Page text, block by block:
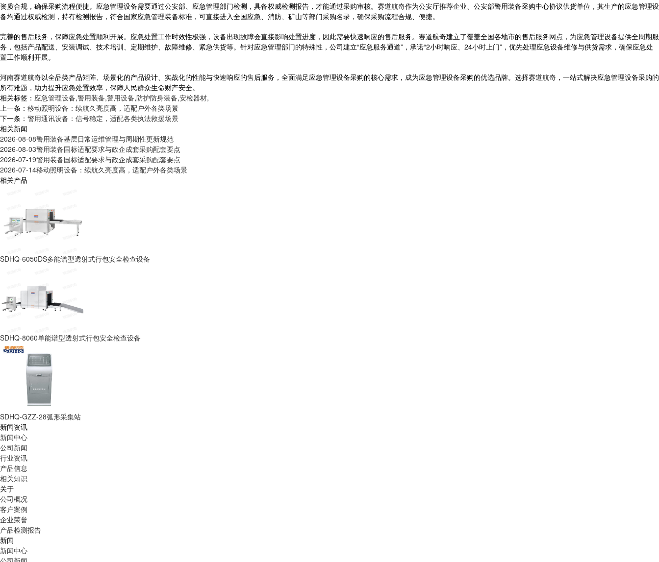
资质合规，确保采购流程便捷。应急管理设备需要通过公安部、应急管理部门检测，具备权威检测报告，才能通过采购审核。赛道航奇作为公安厅推荐企业、公安部警用装备采购中心协议供货单位，其生产的应急管理设
备均通过权威检测，持有检测报告，符合国家应急管理装备标准，可直接进入全国应急、消防、矿山等部门采购名录，确保采购流程合规、便捷。
完善的售后服务，保障应急处置顺利开展。应急处置工作时效性极强，设备出现故障会直接影响处置进度，因此需要快速响应的售后服务。赛道航奇建立了覆盖全国各地市的售后服务网点，为应急管理设备提供全周期服
务，包括产品配送、安装调试、技术培训、定期维护、故障维修、紧急供货等。针对应急管理部门的特殊性，公司建立“应急服务通道”，承诺“2小时响应、24小时上门”，优先处理应急设备维修与供货需求，确保应急处
置工作顺利开展。
河南赛道航奇以全品类产品矩阵、场景化的产品设计、实战化的性能与快速响应的售后服务，全面满足应急管理设备采购的核心需求，成为应急管理设备采购的优选品牌。选择赛道航奇，一站式解决应急管理设备采购的
所有难题，助力提升应急处置效率，保障人民群众生命财产安全。
相关标签： 应急管理设备,警用装备,警用设备,防护防身装备,安检器材,
上一条： 移动照明设备：续航久亮度高，适配户外各类场景
下一条： 警用通讯设备：信号稳定，适配各类执法救援场景
相关新闻
2026-08-08警用装备基层日常运维管理与周期性更新规范
2026-08-03警用装备国标适配要求与政企成套采购配套要点
2026-07-19警用装备国标适配要求与政企成套采购配套要点
2026-07-14移动照明设备：续航久亮度高，适配户外各类场景
相关产品
SDHQ-6050DS多能谱型透射式行包安全检查设备
SDHQ-8060单能谱型透射式行包安全检查设备
SDHQ-GZZ-28弧形采集站
新闻资讯
新闻中心
公司新闻
行业资讯
产品信息
相关知识
关于
公司概况
客户案例
企业荣誉
产品检测报告
新闻
新闻中心